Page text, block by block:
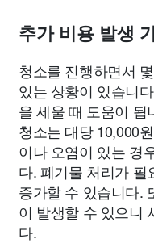
추가 비용 발생
청소를 진행하면서
있는 상황이 있습니
을 세울 때 도움이 됩
청소는 대당 10,000
이나 오염이 있는 경
다. 폐기물 처리가 필
증가할 수 있습니다.
이 발생할 수 있으니
다.